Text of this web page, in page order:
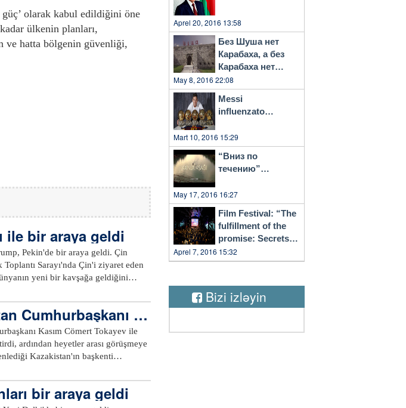
olarak kabul edildiğini öne
ülkenin planları,
ve hatta bölgenin güvenliği,
ile bir araya geldi
Pekin'de bir araya geldi. Çin
Sarayı'nda Çin'i ziyaret eden
yeni bir kavşağa geldiğini
dünyaya daha fazla istikrar
insanlığın geleceğine odaklanarak
ülke liderlerinin çağımız için
kendi başarılarının birbirleri için
katkı sağlayıp ortak refaha
yaşamasının yolunu açmalıyız"
Cumhurbaşkanı ile
Kasım Cömert Tokayev ile
ardından heyetler arası görüşmeye
Erdoğan, törenin ardından Tokayev
heyetler arası görüşmeye
bir araya geldi
Aprel 20, 2016 13:58
Без Шуша нет
Карабаха, а без
Карабаха нет
Азербайджана…
May 8, 2016 22:08
Messi
influenzato…
Mart 10, 2016 15:29
“Вниз по
течению”…
May 17, 2016 16:27
Film Festival: “The
fulfillment of the
promise: Secrets
of Vilnius”
Aprel 7, 2016 15:32
Bizi izləyin